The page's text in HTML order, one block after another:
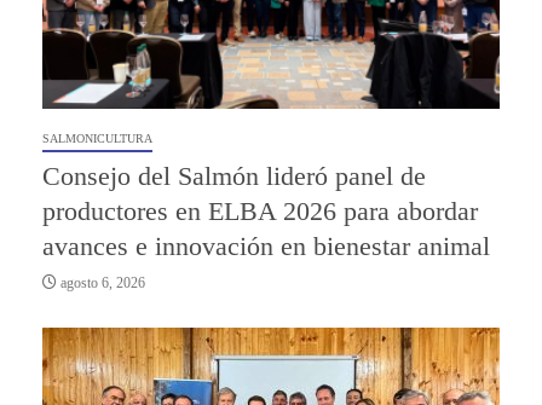
SALMONICULTURA
Consejo del Salmón lideró panel de
productores en ELBA 2026 para abordar
avances e innovación en bienestar animal
agosto 6, 2026